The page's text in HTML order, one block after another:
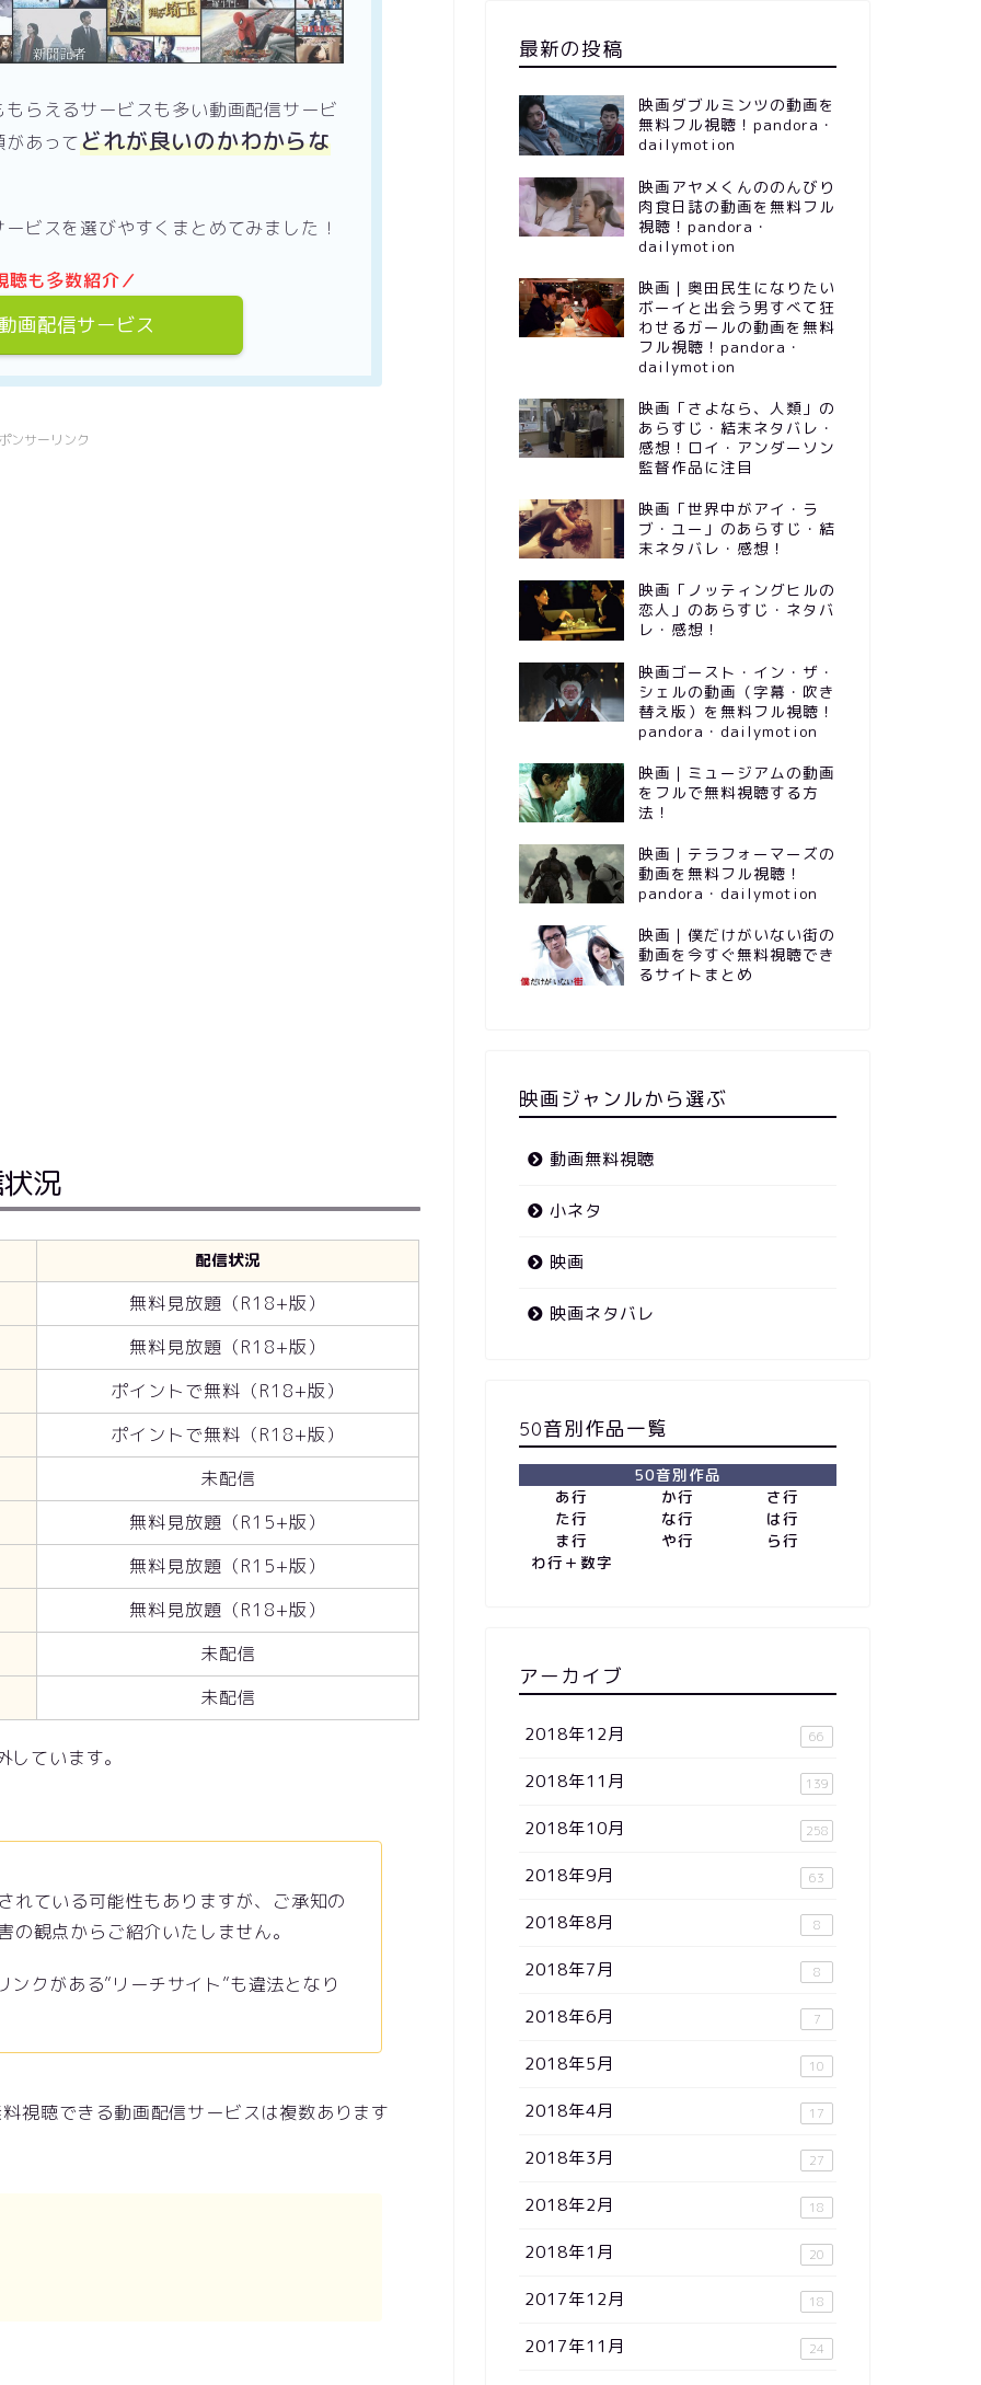
らえるサービスも多い動画配信サービ
があってどれが良いのかわからな
ビスを選びやすくまとめてみました！
聴も多数紹介／
画配信サービス
ンサーリンク
況
配信状況
無料見放題（R18+版）
無料見放題（R18+版）
ポイントで無料（R18+版）
ポイントで無料（R18+版）
未配信
無料見放題（R15+版）
無料見放題（R15+版）
無料見放題（R18+版）
未配信
未配信
ています。
れている可能性もありますが、ご承知の
観点からご紹介いたしません。
クがある”リーチサイト”も違法となり
視聴できる動画配信サービスは複数あります
最新の投稿
映画ダブルミンツの動画を
無料フル視聴！pandora・
dailymotion
映画アヤメくんののんびり
肉食日誌の動画を無料フル
視聴！pandora・
dailymotion
映画｜奥田民生になりたい
ボーイと出会う男すべて狂
わせるガールの動画を無料
フル視聴！pandora・
dailymotion
映画「さよなら、人類」の
あらすじ・結末ネタバレ・
感想！ロイ・アンダーソン
監督作品に注目
映画「世界中がアイ・ラ
ブ・ユー」のあらすじ・結
末ネタバレ・感想！
映画「ノッティングヒルの
恋人」のあらすじ・ネタバ
レ・感想！
映画ゴースト・イン・ザ・
シェルの動画（字幕・吹き
替え版）を無料フル視聴！
pandora・dailymotion
映画｜ミュージアムの動画
をフルで無料視聴する方
法！
映画｜テラフォーマーズの
動画を無料フル視聴！
pandora・dailymotion
映画｜僕だけがいない街の
動画を今すぐ無料視聴でき
るサイトまとめ
映画ジャンルから選ぶ
動画無料視聴
小ネタ
映画
映画ネタバレ
50音別作品一覧
50音別作品
あ行
か行
さ行
た行
な行
は行
ま行
や行
ら行
わ行＋数字
アーカイブ
2018年12月 66
2018年11月 139
2018年10月 258
2018年9月 63
2018年8月 8
2018年7月 8
2018年6月 7
2018年5月 10
2018年4月 17
2018年3月 27
2018年2月 18
2018年1月 20
2017年12月 18
2017年11月 24